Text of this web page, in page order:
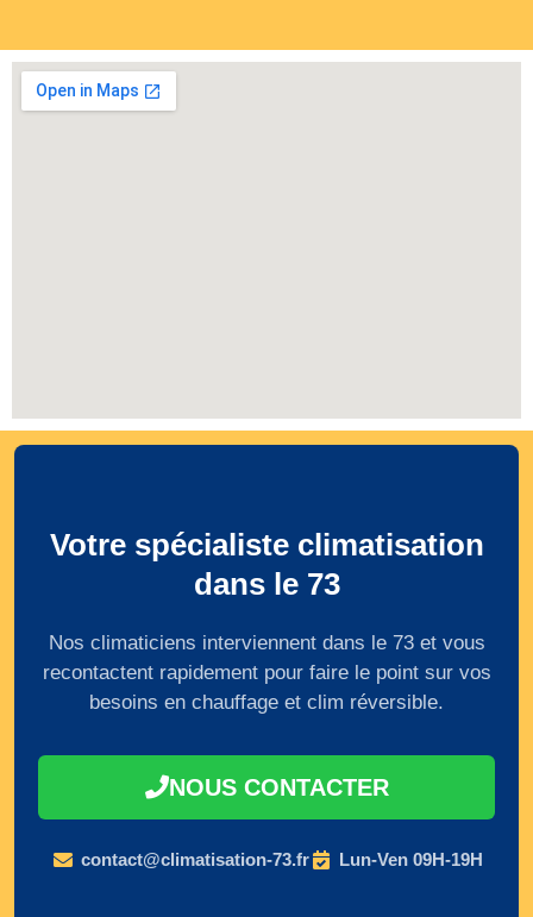
Votre spécialiste climatisation
dans le 73
Nos climaticiens interviennent dans le 73 et vous
recontactent rapidement pour faire le point sur vos
besoins en chauffage et clim réversible.
NOUS CONTACTER
contact@climatisation-73.fr Lun-Ven 09H-19H